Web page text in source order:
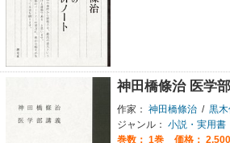
神田橋條治 医学
作家： 神田橋條治 / 黒
ジャンル： 小説・実用書
巻数： 1巻
価格：